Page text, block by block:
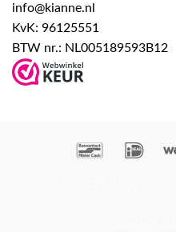
info@kianne.nl
KvK: 96125551
BTW nr.: NL005189593B12
BancontactIDeal